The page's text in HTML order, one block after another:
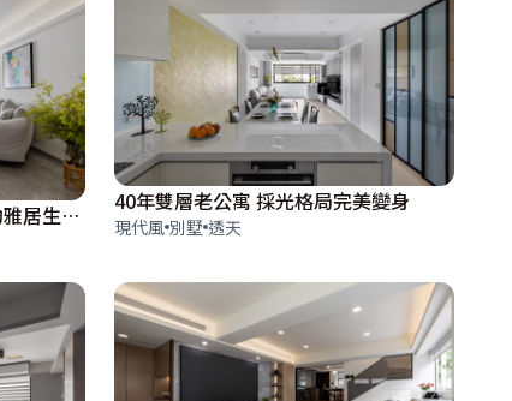
40年老宅變身 伴柔光敘寫簡約雅居生活│45坪 40年雙層老公寓 採光格局完美變身
現代風 別墅 透天